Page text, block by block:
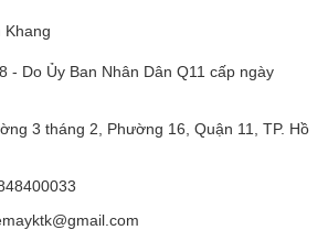
Khang
- Do Ủy Ban Nhân Dân Q11 cấp ngày
3 tháng 2, Phường 16, Quận 11, TP. Hồ